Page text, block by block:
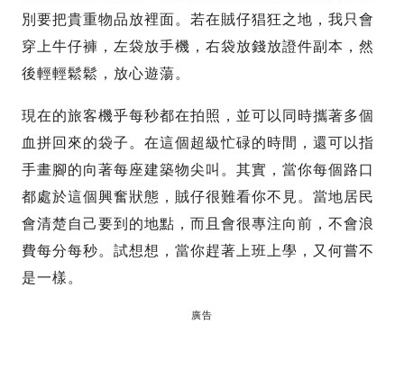
別要把貴重物品放裡面。若在賊仔猖狂之地，我只會
穿上牛仔褲，左袋放手機，右袋放錢放證件副本，然
後輕輕鬆鬆，放心遊蕩。
現在的旅客機乎每秒都在拍照，並可以同時攜著多個
血拼回來的袋子。在這個超級忙碌的時間，還可以指
手畫腳的向著每座建築物尖叫。其實，當你每個路口
都處於這個興奮狀態，賊仔很難看你不見。當地居民
會清楚自己要到的地點，而且會很專注向前，不會浪
費每分每秒。試想想，當你趕著上班上學，又何嘗不
是一樣。
廣告